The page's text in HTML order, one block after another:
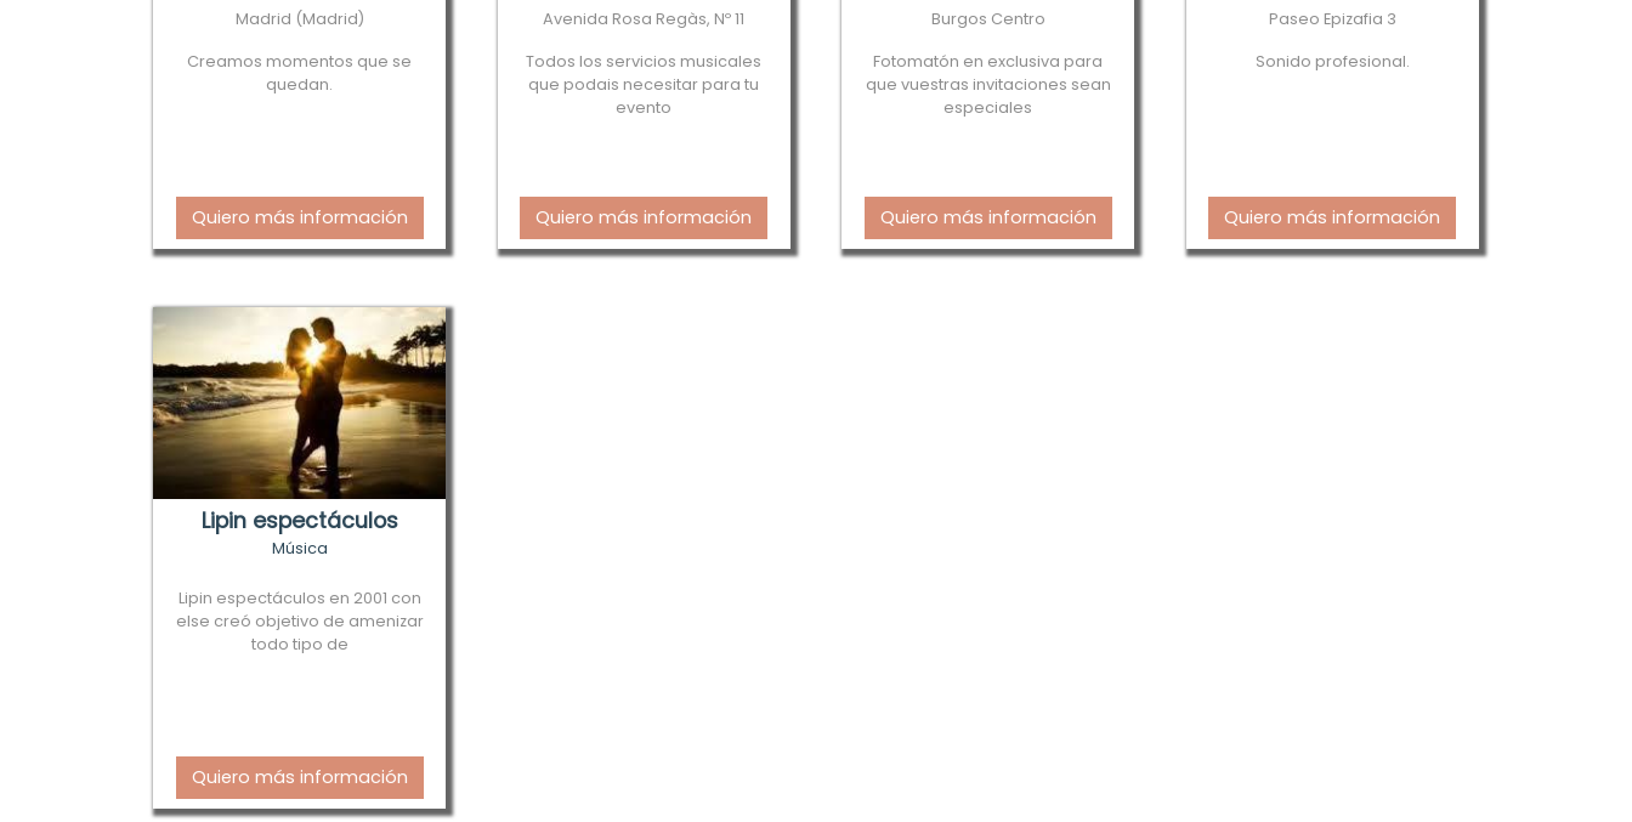
Madrid (Madrid)
Creamos momentos que se
quedan.
Quiero más información
Avenida Rosa Regàs, Nº 11
Todos los servicios musicales
que podais necesitar para tu
evento
Quiero más información
Burgos Centro
Fotomatón en exclusiva para
que vuestras invitaciones sean
especiales
Quiero más información
Paseo Epizafia 3
Sonido profesional.
Quiero más información
Lipin espectáculos
Música
Lipin espectáculos en 2001 con
else creó objetivo de amenizar
todo tipo de
Quiero más información